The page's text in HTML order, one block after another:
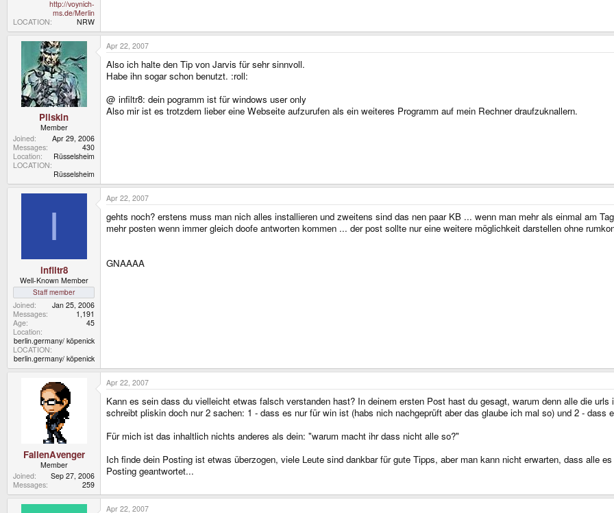
http://voynich-
ms.de/Merlin
LOCATION
NRW
Pliskin
Member
Joined
Apr 29, 2006
Messages
430
Location
Rüsselsheim
LOCATION
Rüsselsheim
Apr 22, 2007
Also ich halte den Tip von Jarvis für sehr sinnvoll.
Habe ihn sogar schon benutzt. :roll:
@ infiltr8: dein pogramm ist für windows user only
Also mir ist es trotzdem lieber eine Webseite aufzurufen als ein weiteres Programm auf mein Rechner draufzuknallern.
I
infiltr8
Well-Known Member
Staff member
Joined
Jan 25, 2006
Messages
1,191
Age
45
Location
berlin.germany/ köpenick
LOCATION
berlin.germany/ köpenick
Apr 22, 2007
gehts noch? erstens muss man nich alles installieren und zweitens sind das nen paar KB ... wenn man mehr als einmal am
mehr posten wenn immer gleich doofe antworten kommen ... der post sollte nur eine weitere möglichkeit darstellen ohne
GNAAAA
FallenAvenger
Member
Joined
Sep 27, 2006
Messages
259
Apr 22, 2007
Kann es sein dass du vielleicht etwas falsch verstanden hast? In deinem ersten Post hast du gesagt, warum denn alle die
schreibt pliskin doch nur 2 sachen: 1 - dass es nur für win ist (habs nich nachgeprüft aber das glaube ich mal so) und 2 - dass
Für mich ist das inhaltlich nichts anderes als dein: "warum macht ihr dass nicht alle so?"
Ich finde dein Posting ist etwas überzogen, viele Leute sind dankbar für gute Tipps, aber man kann nicht erwarten, dass alle
Posting geantwortet...
Apr 22, 2007